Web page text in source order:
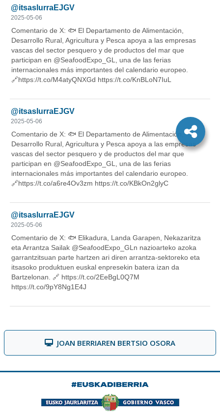
JOAN BERRIAREN BERTSIO OSORA